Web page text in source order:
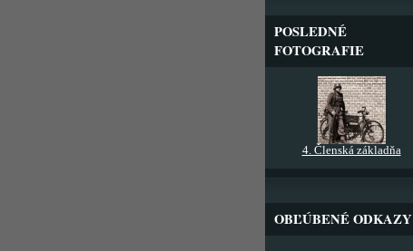
POSLEDNÉ
FOTOGRAFIE
4. Členská základňa
OBĽÚBENÉ ODKAZY